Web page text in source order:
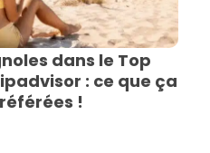
dans le Top
: ce que ça
!